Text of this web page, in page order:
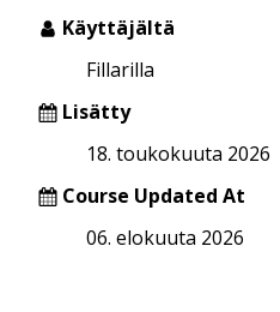
Käyttäjältä
Fillarilla
Lisätty
18. toukokuuta 2026
Course Updated At
06. elokuuta 2026